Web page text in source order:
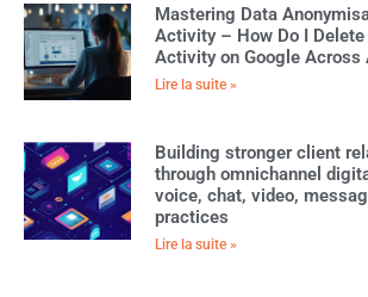
Mastering Data
Activity – How Do I
Activity on Google Across
Lire la suite »
Building stronger client
through omnichannel
voice, chat, video,
practices
Lire la suite »